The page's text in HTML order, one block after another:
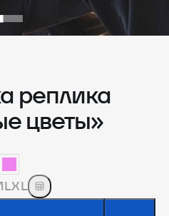
реплика
цветы»
LXL